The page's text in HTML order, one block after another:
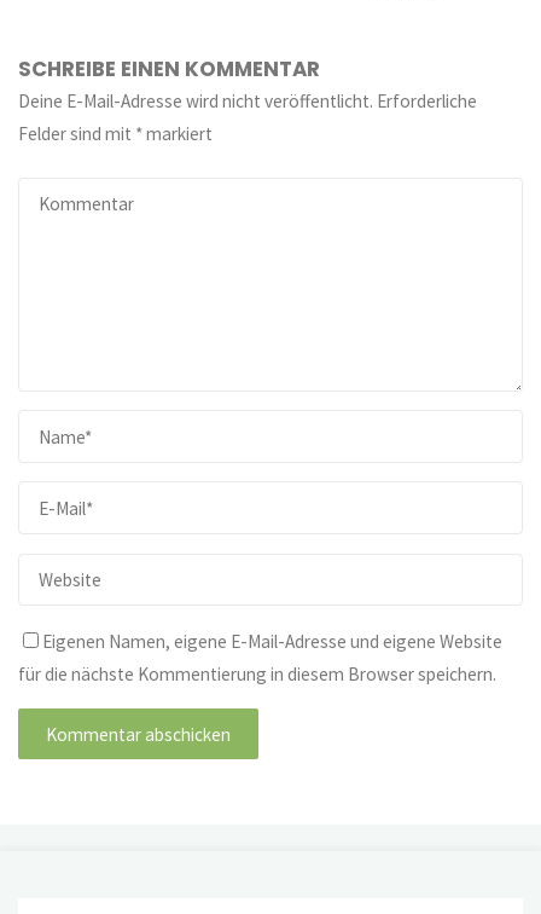
SCHREIBE EINEN KOMMENTAR
Deine E-Mail-Adresse wird nicht veröffentlicht. Erforderliche
Felder sind mit *markiert
Eigenen Namen, eigene E-Mail-Adresse und eigene Website
für die nächste Kommentierung in diesem Browser speichern.